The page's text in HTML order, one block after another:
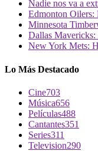
Nadie nos va a
Edmonton Oilers:
Minnesota
Dallas Mavericks:
New York Mets:
Lo Más Destacado
Cine703
Música656
Películas488
Cantantes351
Series311
Television290